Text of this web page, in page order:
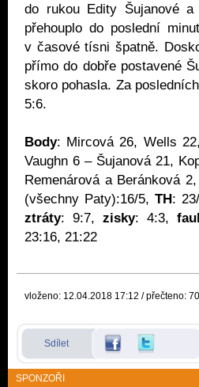
do rukou Edity Šujanové
přehouplo do poslední
v časové tísni špatně.
přímo do dobře postavené
skoro pohasla. Za
5:6.
Body: Mircová 26, Wells
Vaughn 6 – Šujanová 21,
Remenárová a Beránková
(všechny Paty):16/5, TH:
ztráty: 9:7, zisky: 4:3,
23:16, 21:22
vloženo: 12.04.2018 17:12 / přečteno:
Sdílet
SPONZOŘI